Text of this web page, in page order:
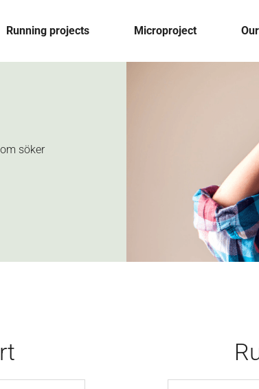
Running projects Microproject
söker